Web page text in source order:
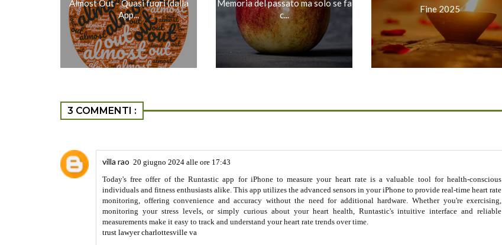
Almost Out - Quasi fuori (dalla
App...
Memoria del passato ma solo se fa
c...
Fine 2025
3 COMMENTI :
villa rao 20 giugno 2024 alle ore 17:43
Today's free offer of the Runtastic app for iPhone to measure your heart rate is a valuable tool for health-conscious
individuals and fitness enthusiasts alike. This app utilizes the advanced sensors in your iPhone to provide real-time heart rate
monitoring, offering convenience and accuracy without the need for additional hardware. Whether you're exercising,
monitoring your stress levels, or simply curious about your heart health, Runtastic's intuitive interface and reliable
measurements make it easy to track and understand your heart rate trends over time.
trust lawyer charlottesville va